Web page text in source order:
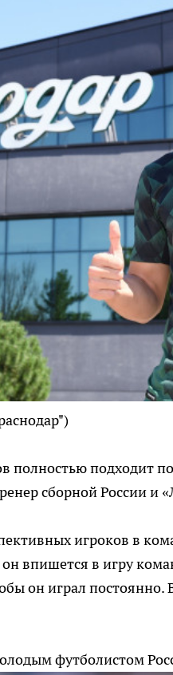
подходит
сборной России
игроков в
впишется в игру
он играл постоянно.
футболистом